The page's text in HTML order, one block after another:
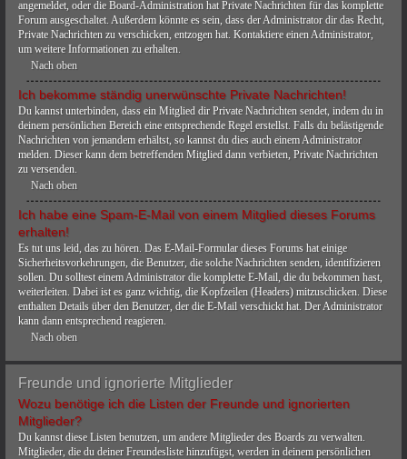
angemeldet, oder die Board-Administration hat Private Nachrichten für das komplette
Forum ausgeschaltet. Außerdem könnte es sein, dass der Administrator dir das Recht,
Private Nachrichten zu verschicken, entzogen hat. Kontaktiere einen Administrator,
um weitere Informationen zu erhalten.
Nach oben
Ich bekomme ständig unerwünschte Private Nachrichten!
Du kannst unterbinden, dass ein Mitglied dir Private Nachrichten sendet, indem du in
deinem persönlichen Bereich eine entsprechende Regel erstellst. Falls du belästigende
Nachrichten von jemandem erhältst, so kannst du dies auch einem Administrator
melden. Dieser kann dem betreffenden Mitglied dann verbieten, Private Nachrichten
zu versenden.
Nach oben
Ich habe eine Spam-E-Mail von einem Mitglied dieses Forums
erhalten!
Es tut uns leid, das zu hören. Das E-Mail-Formular dieses Forums hat einige
Sicherheitsvorkehrungen, die Benutzer, die solche Nachrichten senden, identifizieren
sollen. Du solltest einem Administrator die komplette E-Mail, die du bekommen hast,
weiterleiten. Dabei ist es ganz wichtig, die Kopfzeilen (Headers) mitzuschicken. Diese
enthalten Details über den Benutzer, der die E-Mail verschickt hat. Der Administrator
kann dann entsprechend reagieren.
Nach oben
Freunde und ignorierte Mitglieder
Wozu benötige ich die Listen der Freunde und ignorierten
Mitglieder?
Du kannst diese Listen benutzen, um andere Mitglieder des Boards zu verwalten.
Mitglieder, die du deiner Freundesliste hinzufügst, werden in deinem persönlichen